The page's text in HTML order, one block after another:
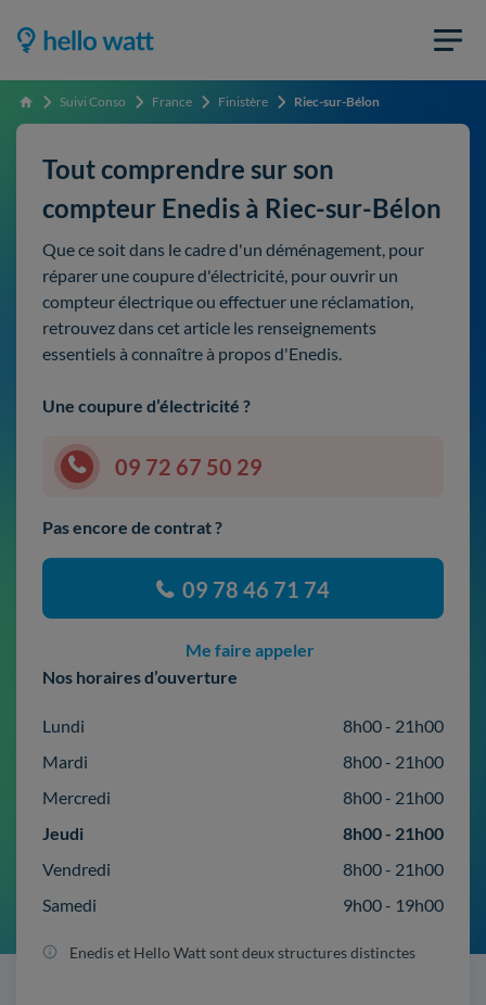
Accueil Suivi Conso France Finistère Riec-sur-Bélon
Tout comprendre sur son
compteur Enedis à Riec-sur-Bélon
Que ce soit dans le cadre d'un déménagement, pour
réparer une coupure d'électricité, pour ouvrir un
compteur électrique ou effectuer une réclamation,
retrouvez dans cet article les renseignements
essentiels à connaître à propos d'Enedis.
Une coupure d’électricité ?
09 72 67 50 29
Pas encore de contrat ?
09 78 46 71 74
Me faire appeler
Nos horaires d’ouverture
Lundi
8h00 - 21h00
Mardi
8h00 - 21h00
Mercredi
8h00 - 21h00
Jeudi
8h00 - 21h00
Vendredi
8h00 - 21h00
Samedi
9h00 - 19h00
Enedis et Hello Watt sont deux structures distinctes